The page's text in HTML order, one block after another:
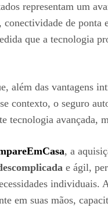
representam um
de ponta
que a tecnologia
além das vantagens
contexto, o seguro
tecnologia avançada,
, a
e ágil,
em suas mãos,